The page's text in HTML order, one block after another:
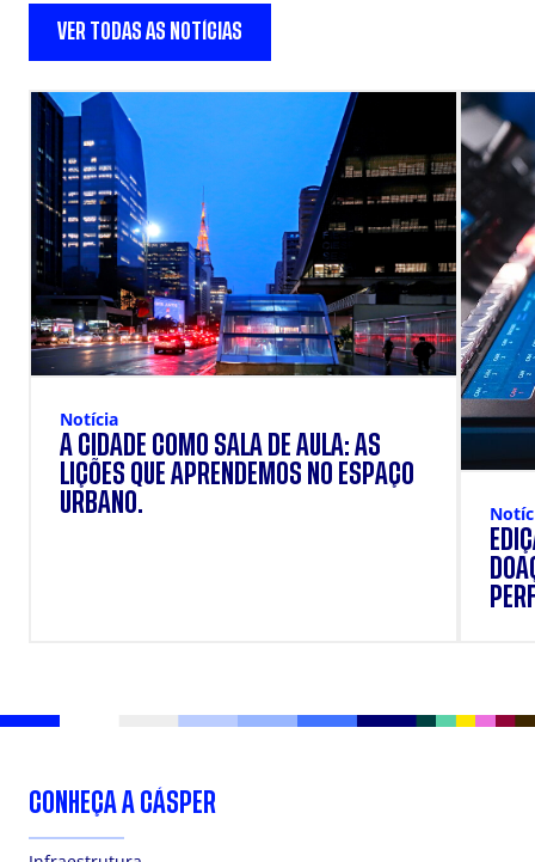
VER TODAS AS NOTÍCIAS
Notícia
A CIDADE COMO SALA DE AULA: AS
LIÇÕES QUE APRENDEMOS NO ESPAÇO
URBANO.
CONHEÇA A CÁSPER